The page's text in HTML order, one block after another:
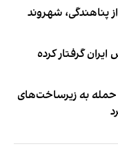
۵ ماه پس از پناهندگی، شهروند
گرفتار کرده
حمله به زیرساخت‌های